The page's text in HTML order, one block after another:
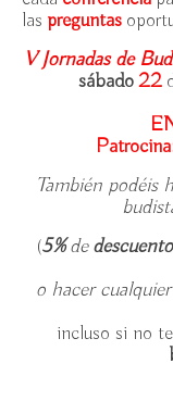
las preguntas
V Jornadas de
sábado22
También podéis
(5%dedescuento
o hacer cualquier
incluso si no